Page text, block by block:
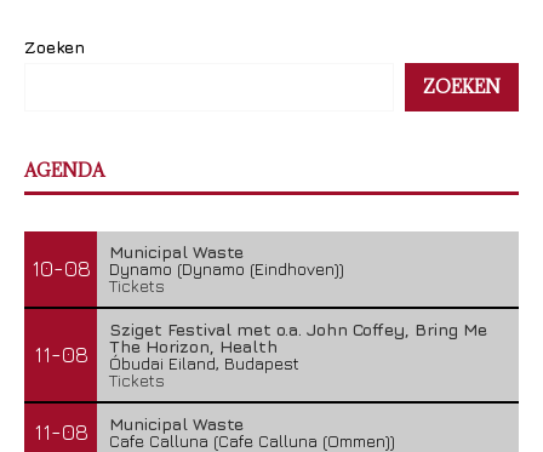
Zoeken
ZOEKEN
AGENDA
10-08
Municipal Waste
Dynamo (Dynamo (Eindhoven))
Tickets
11-08
Sziget Festival met o.a. John Coffey, Bring Me
The Horizon, Health
Óbudai Eiland, Budapest
Tickets
11-08
Municipal Waste
Cafe Calluna (Cafe Calluna (Ommen))